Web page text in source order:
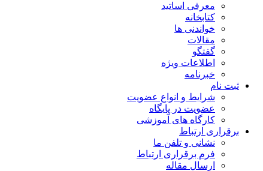
معرفی اساتید
کتابخانه
خواندنی ها
مقالات
گفتگو
اطلاعات ویژه
خبرنامه
ثبت نام
شرایط و انواع عضویت
عضویت در پایگاه
کارگاه های آموزشی
برقراری ارتباط
نشانی و تلفن ما
فرم برقراری ارتباط
ارسال مقاله